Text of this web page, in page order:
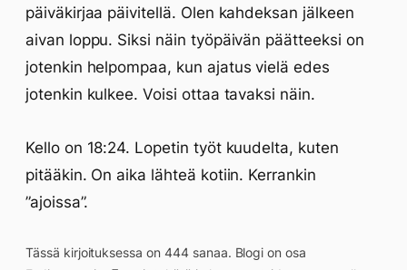
päiväkirjaa päivitellä. Olen kahdeksan jälkeen
aivan loppu. Siksi näin työpäivän päätteeksi on
jotenkin helpompaa, kun ajatus vielä edes
jotenkin kulkee. Voisi ottaa tavaksi näin.
Kello on 18:24. Lopetin työt kuudelta, kuten
pitääkin. On aika lähteä kotiin. Kerrankin
”ajoissa”.
Tässä kirjoituksessa on 444 sanaa. Blogi on osa